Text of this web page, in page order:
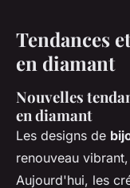
Tendances
en diamant
Nouvelles
en diamant
Les designs de
renouveau
Aujourd'hui, les